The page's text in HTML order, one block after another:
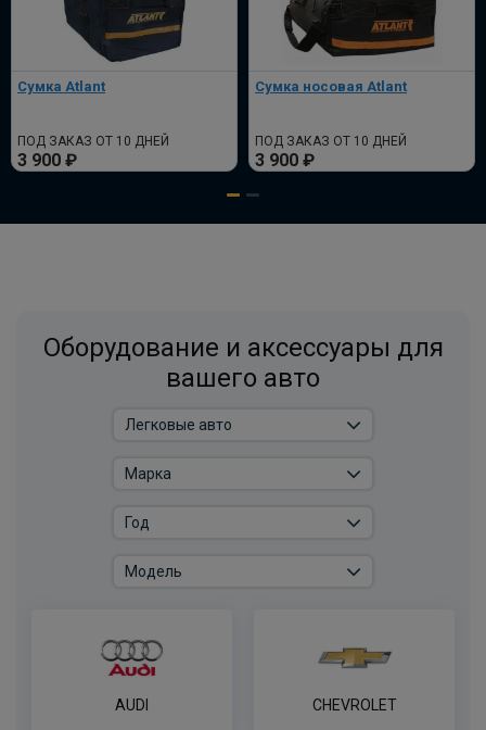
Сумка Atlant
ПОД ЗАКАЗ ОТ 10 ДНЕЙ
3 900 ₽
Сумка носовая Atlant
ПОД ЗАКАЗ ОТ 10 ДНЕЙ
3 900 ₽
Оборудование и аксессуары для
вашего авто
AUDI CHEVROLET